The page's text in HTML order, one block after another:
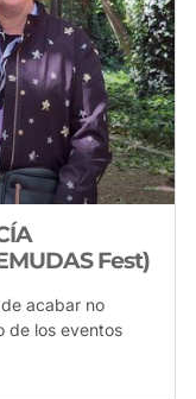
Fest)
acabar no
de los eventos